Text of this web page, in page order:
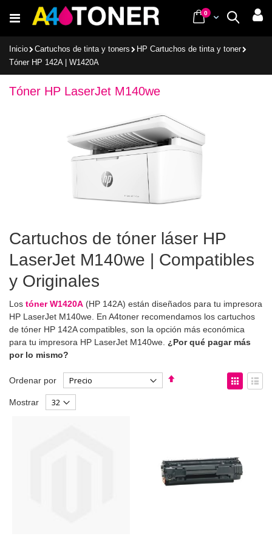
al
Buscar
Cart
0items
Inicio Cartuchos de tinta y toners
HP Cartuchos de tinta y toner
Tóner HP 142A | W1420A
Tóner HP LaserJet M140we
Cartuchos de tóner láser HP
LaserJet M140we | Compatibles
y Originales
Los tóner W1420A (HP 142A) están diseñados para tu impresora
HP LaserJet M140we. En A4toner recomendamos los cartuchos
de tóner HP 142A compatibles, son la opción más económica
para tu impresora HP LaserJet M140we. ¿Por qué pagar más
por lo mismo?
Ordenar por
Fijar
Ver
como
Mostrar